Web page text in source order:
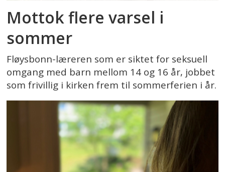
Mottok flere varsel i
sommer
Fløysbonn-læreren som er siktet for seksuell
omgang med barn mellom 14 og 16 år, jobbet
som frivillig i kirken frem til sommerferien i år.